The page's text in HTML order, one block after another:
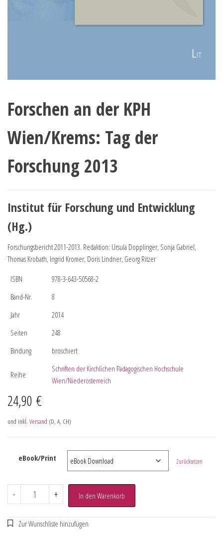
Forschen an der KPH
Wien/Krems: Tag der
Forschung 2013
Institut für Forschung und Entwicklung
(Hg.)
Forschungsbericht 2011-2013. Redaktion: Ursula Dopplinger, Sonja Gabriel,
Thomas Krobath, Ingrid Kromer, Doris Lindner, Georg Ritzer
ISBN
978-3-643-50568-2
Band-Nr.
8
Jahr
2014
Seiten
248
Bindung
broschiert
Reihe
Schriften der Kirchlichen Pädagogischen Hochschule
Wien/Niederösterreich
24,90 €
und inkl. Versand (D, A, CH)
eBook/Print Zurücksetzen
- + In den Warenkorb